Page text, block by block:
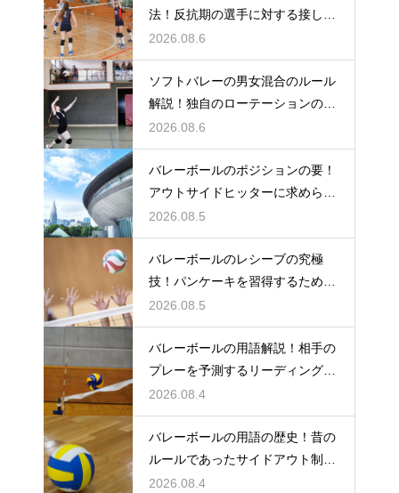
法！反抗期の選手に対する接し方
のコツ
2026.08.6
ソフトバレーの男女混合のルール
解説！独自のローテーションの規
定とは
2026.08.6
バレーボールのポジションの要！
アウトサイドヒッターに求められ
る能力
2026.08.5
バレーボールのレシーブの究極
技！パンケーキを習得するための
練習方法
2026.08.5
バレーボールの用語解説！相手の
プレーを予測するリーディングと
は何か
2026.08.4
バレーボールの用語の歴史！昔の
ルールであったサイドアウト制と
は何か
2026.08.4